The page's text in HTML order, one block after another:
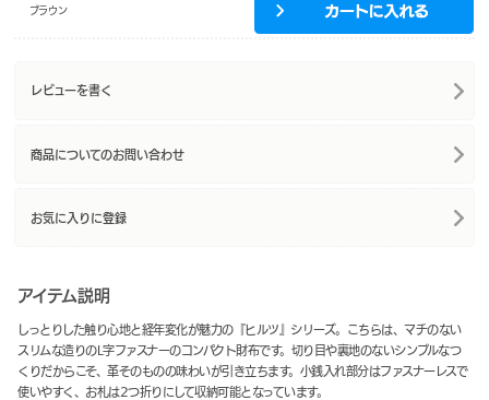
ブラウン
レビューを書く
商品についてのお問い合わせ
お気に入りに登録
アイテム説明
しっとりした触り心地と経年変化が魅力の『ヒルツ』シリーズ。こちらは、マチのない
スリムな造りのL字ファスナーのコンパクト財布です。切り目や裏地のないシンプルなつ
くりだからこそ、革そのものの味わいが引き立ちます。小銭入れ部分はファスナーレスで
使いやすく、お札は2つ折りにして収納可能となっています。